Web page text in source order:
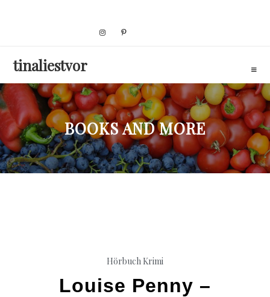
tinaliestvor
BOOKS AND MORE
Hörbuch Krimi
Louise Penny –